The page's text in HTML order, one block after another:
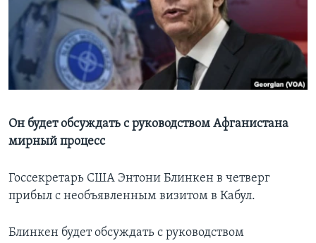
Learning English
СОЦИАЛЬНЫЕ СЕТИ
Языки
Он будет обсуждать с руководством Афганистана
мирный процесс
Госсекретарь США Энтони Блинкен в четверг
прибыл с необъявленным визитом в Кабул.
Блинкен будет обсуждать с руководством